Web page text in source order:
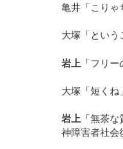
亀井「こりゃ
大塚「という
岩上 「フリ
大塚「短くね
岩上 「無茶
神障害者社